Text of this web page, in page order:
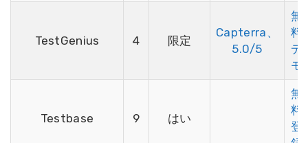
TestGenius 4 限定
Capterra、
5.0/5
無
料
デ
モ
Testbase 9 はい
無
料
登